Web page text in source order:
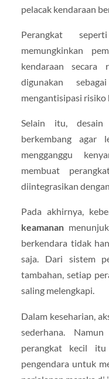
pelacak kendaraan
Perangkat
memungkinkan
kendaraan secara
digunakan
mengantisipasi risiko
Selain itu,
berkembang agar
mengganggu
membuat
diintegrasikan
Pada akhirnya,
keamanan
berkendara tidak
saja. Dari sistem
tambahan, setiap
saling melengkapi.
Dalam keseharian,
sederhana.
perangkat kecil itu
pengendara untuk